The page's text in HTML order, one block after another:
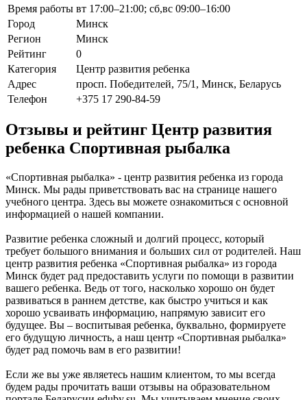
Время работы вт 17:00–21:00; сб,вс 09:00–16:00
Город
Минск
Регион
Минск
Рейтинг
0
Категория
Центр развития ребенка
Адрес
просп. Победителей, 75/1, Минск, Беларусь
Телефон
+375 17 290-84-59
Отзывы и рейтинг Центр развития
ребенка Спортивная рыбалка
«Спортивная рыбалка» - центр развития ребенка из города
Минск. Мы рады приветствовать вас на странице нашего
учебного центра. Здесь вы можете ознакомиться с основной
информацией о нашей компании.
Развитие ребенка сложный и долгий процесс, который
требует большого внимания и больших сил от родителей. Наш
центр развития ребенка «Спортивная рыбалка» из города
Минск будет рад предоставить услуги по помощи в развитии
вашего ребенка. Ведь от того, насколько хорошо он будет
развиваться в раннем детстве, как быстро учиться и как
хорошо усваивать информацию, напрямую зависит его
будущее. Вы – воспитывая ребенка, буквально, формируете
его будущую личность, а наш центр «Спортивная рыбалка»
будет рад помочь вам в его развитии!
Если же вы уже являетесь нашим клиентом, то мы всегда
будем рады прочитать ваши отзывы на образовательном